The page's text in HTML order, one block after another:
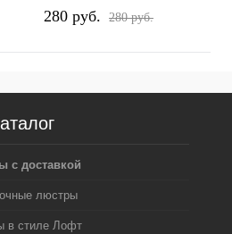
7W3K-M-B
280 pуб. 280 pуб.
с доставкой
люстры
в стиле Лофт